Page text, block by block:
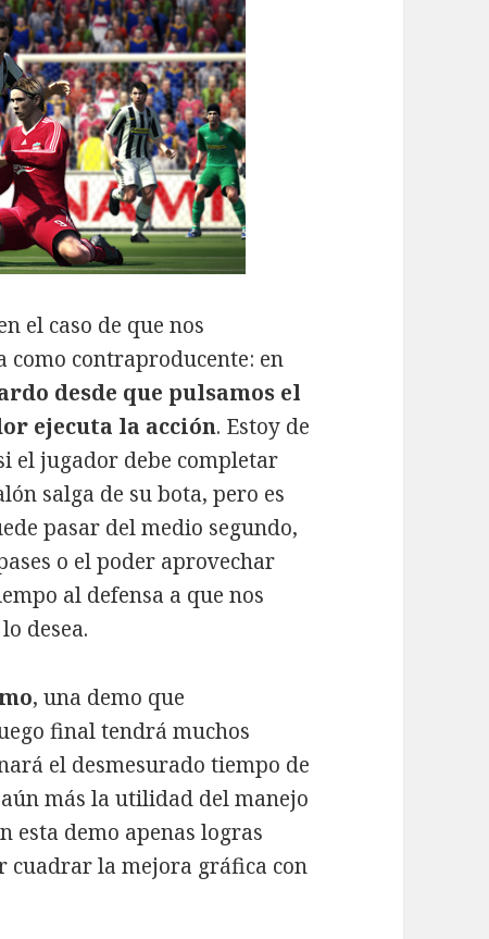
el caso de que nos
como contraproducente: en
desde que pulsamos el
ejecuta la acción. Estoy de
el jugador debe completar
salga de su bota, pero es
pasar del medio segundo,
o el poder aprovechar
al defensa a que nos
desea.
, una demo que
final tendrá muchos
el desmesurado tiempo de
más la utilidad del manejo
esta demo apenas logras
cuadrar la mejora gráfica con